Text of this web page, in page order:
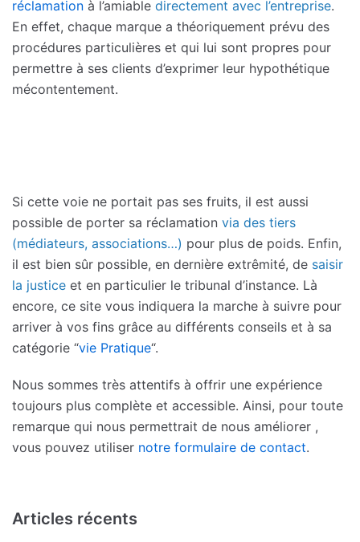
réclamation à l’amiable directement avec l’entreprise.
En effet, chaque marque a théoriquement prévu des
procédures particulières et qui lui sont propres pour
permettre à ses clients d’exprimer leur hypothétique
mécontentement.
Si cette voie ne portait pas ses fruits, il est aussi
possible de porter sa réclamation via des tiers
(médiateurs, associations…) pour plus de poids. Enfin,
il est bien sûr possible, en dernière extrêmité, de saisir
la justice et en particulier le tribunal d’instance. Là
encore, ce site vous indiquera la marche à suivre pour
arriver à vos fins grâce au différents conseils et à sa
catégorie “vie Pratique“.
Nous sommes très attentifs à offrir une expérience
toujours plus complète et accessible. Ainsi, pour toute
remarque qui nous permettrait de nous améliorer ,
vous pouvez utiliser notre formulaire de contact.
Articles récents